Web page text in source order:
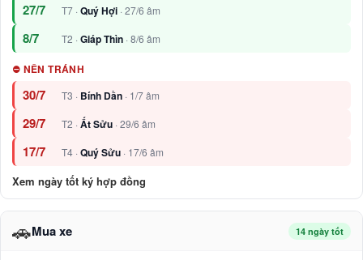
27/7 T7 · Quý Hợi · 27/6 âm
8/7 T2 · Giáp Thìn · 8/6 âm
⛔ NÊN TRÁNH
30/7 T3 · Bính Dần · 1/7 âm
29/7 T2 ·Ất Sửu · 29/6 âm
17/7 T4 ·Quý Sửu · 17/6 âm
Xem ngày tốt ký hợp đồng
🚗Mua xe 14 ngày tốt